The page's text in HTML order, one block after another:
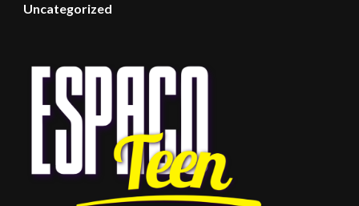
Uncategorized